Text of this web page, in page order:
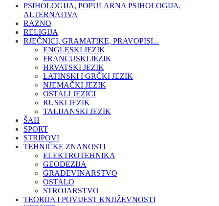
PSIHOLOGIJA, POPULARNA PSIHOLOGIJA,
ALTERNATIVA
RAZNO
RELIGIJA
RJEČNICI, GRAMATIKE, PRAVOPISI...
ENGLESKI JEZIK
FRANCUSKI JEZIK
HRVATSKI JEZIK
LATINSKI I GRČKI JEZIK
NJEMAČKI JEZIK
OSTALI JEZICI
RUSKI JEZIK
TALIJANSKI JEZIK
ŠAH
SPORT
STRIPOVI
TEHNIČKE ZNANOSTI
ELEKTROTEHNIKA
GEODEZIJA
GRAĐEVINARSTVO
OSTALO
STROJARSTVO
TEORIJA I POVIJEST KNJIŽEVNOSTI